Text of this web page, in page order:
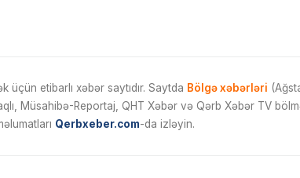
etibarlı xəbər saytıdır. Saytda Bölgə xəbərləri
Müsahibə-Reportaj, QHT Xəbər və Qərb Xəbər TV
Qerbxeber.com-da izləyin.